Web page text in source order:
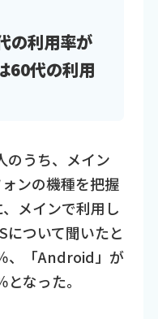
の利用率が
60代の利用
のうち、メイン
ンの機種を把握
メインで利用し
について聞いたと
、「Android」が
なった。